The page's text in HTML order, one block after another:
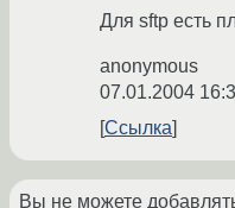
Для sftp есть
anonymous
07.01.2004
Ссылка
Вы не можете